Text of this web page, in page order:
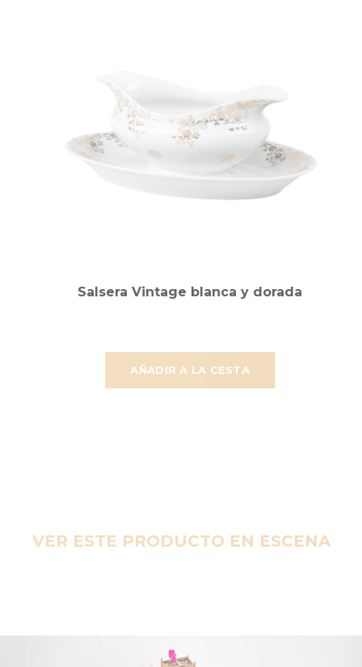
AÑADIR A LA CESTA
Salsera Vintage blanca y dorada
VER ESTE PRODUCTO EN ESCENA